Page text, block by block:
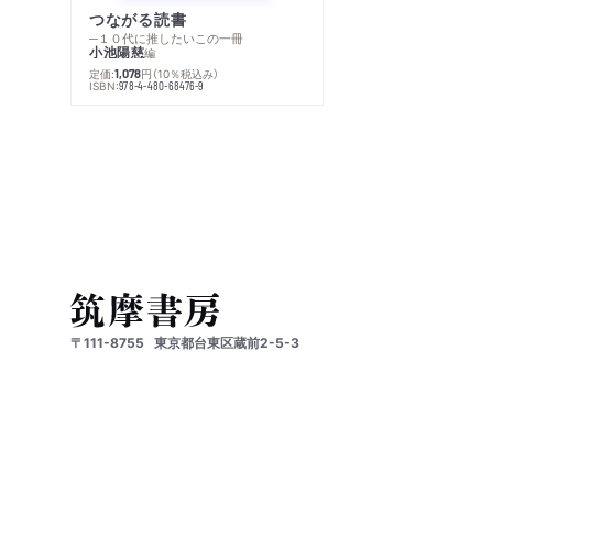
つながる読書
─１０代に推したいこの一冊
小池陽慈編
定価:1,078円 （10％税込み）
ISBN:978-4-480-68476-9
〒111-8755 東京都台東区蔵前2-5-3